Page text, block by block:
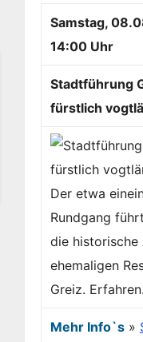
Samstag,
14:00 Uhr
Stadtführung
fürstlich
Der etwa
Rundgang
die
ehemaligen
Greiz.
Mehr Info`s»